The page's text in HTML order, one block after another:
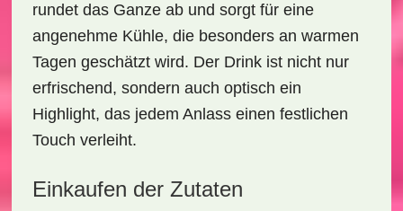
rundet das Ganze ab und sorgt für eine
angenehme Kühle, die besonders an warmen
Tagen geschätzt wird. Der Drink ist nicht nur
erfrischend, sondern auch optisch ein
Highlight, das jedem Anlass einen festlichen
Touch verleiht.
Einkaufen der Zutaten